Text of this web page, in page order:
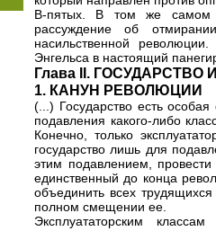
В-пятых. В том же самом
рассуждение об
насильственной
Энгельса в настоящий
Глава II.
1. КАНУН РЕВОЛЮЦИИ
(...) Государство есть
подавления какого-либо
Конечно, только
государство лишь для
этим подавлением, провести
единственный до конца
объединить всех
полном смещении ее.
Эксплуататорским